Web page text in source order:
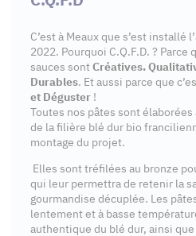
C’est à Meaux que s’est installé
2022. Pourquoi C.Q.F.D. ? Parce
sauces sontCréatives.
Durables. Et aussi parce que
et Déguster !
Toutes nos pâtes sont élaborées
de la filière blé dur bio
montage du projet.
Elles sont tréfilées au bronze
qui leur permettra de retenir la
gourmandise décuplée. Les
lentement et à basse
authentique du blé dur, ainsi